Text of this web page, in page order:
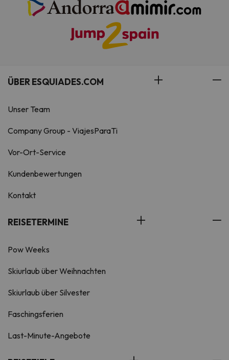
ÜBER ESQUIADES.COM
Unser Team
Company Group - ViajesParaTi
Vor-Ort-Service
Kundenbewertungen
Kontakt
REISETERMINE
Pow Weeks
Skiurlaub über Weihnachten
Skiurlaub über Silvester
Faschingsferien
Last-Minute-Angebote